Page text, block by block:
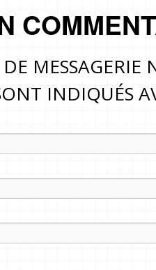
MESSAGERIE
INDIQUÉS